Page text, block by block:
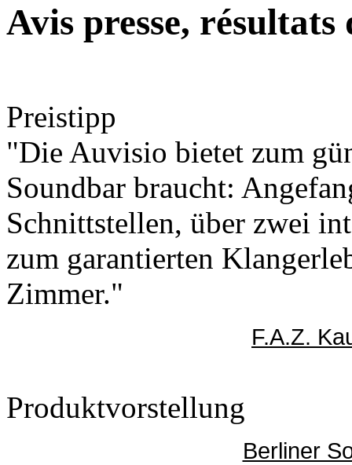
Avis presse, résultats
Preistipp
"Die Auvisio bietet zum
Soundbar braucht:
Schnittstellen, über zwei
zum garantierten
Zimmer."
F.A.Z.
Produktvorstellung
Berliner